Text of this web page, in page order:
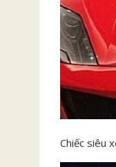
Chiếc siêu